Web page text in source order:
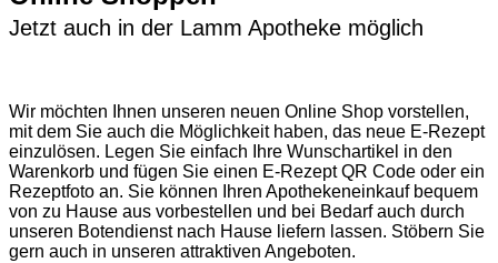
Jetzt auch in der Lamm Apotheke möglich
Wir möchten Ihnen unseren neuen Online Shop vorstellen,
mit dem Sie auch die Möglichkeit haben, das neue E-Rezept
einzulösen. Legen Sie einfach Ihre Wunschartikel in den
Warenkorb und fügen Sie einen E-Rezept QR Code oder ein
Rezeptfoto an. Sie können Ihren Apothekeneinkauf bequem
von zu Hause aus vorbestellen und bei Bedarf auch durch
unseren Botendienst nach Hause liefern lassen. Stöbern Sie
gern auch in unseren attraktiven Angeboten.